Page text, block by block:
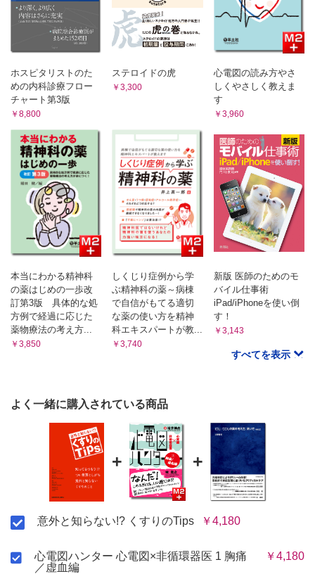
42 メトクロプラミドと錐体外路症状
43 その吐き気，イレウスからでは？
44 刺激性下剤で悪化する便秘!?
45 アコチアミド─機能性ディスペプシアのはじめての薬
column 肝胆道閉鎖とウルソ®
47 それってホントに薬剤性肝障害？
49 グリチルリチンでむくんだら...
50 薬が原因で膵炎に?!
6章 精神・神経
51 高齢者の睡眠薬は少量から！
column 新しい機序の睡眠薬 ─メラトニン受容体作動薬
column レストレスレッグス症候群
52 副作用の説明が必須！ 抗うつ薬
column 新しい抗うつ薬 ─NaSSA
53 高齢者と抗精神病薬
column オランザピンの意外な効果─制吐・食欲増進効果
54 介護状況に合わせて！ 抗認知症薬
column Lewy（レビー）小体型認知症と抗精神病薬
55 なんでもバルプロ酸でOK？
59 パーキンソニズムと薬
7章 泌尿器
61 α1遮断薬でQOLを損なわない！
column 前立腺がんと健康食品
62「風邪薬ください」に潜むワナ!?
63 あっちをたてればこっちがたたない？─前立腺肥大症の治
療薬
column 尿管結石とα1遮断薬
ホスピタリストのた
めの内科診療フロー
チャート第3版
￥8,800
ステロイドの虎
￥3,300
心電図の読み方やさ
しくやさしく教えま
す
￥3,960
本当にわかる精神科
の薬はじめの一歩改
訂第3版 具体的な処
方例で経過に応じた
薬物療法の考え方...
￥3,850
しくじり症例から学
ぶ精神科の薬～病棟
で自信がもてる適切
な薬の使い方を精神
科エキスパートが教...
￥3,740
新版 医師のためのモ
バイル仕事術
iPad/iPhoneを使い倒
す！
￥3,143
すべてを表示
よく一緒に購入されている商品
+ +
意外と知らない!? くすりのTips ￥4,180
心電図ハンター 心電図×非循環器医 1 胸痛
／虚血編
￥4,180